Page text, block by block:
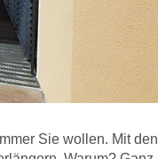
Sie wollen. Mit den